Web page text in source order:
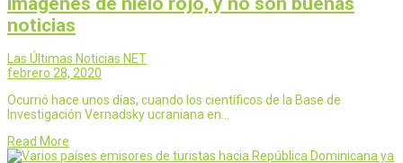
noticias
Las Últimas Noticias NET
febrero 28, 2020
Ocurrió hace unos días, cuando los científicos de la Base de
Investigación Vernadsky ucraniana en…
Read More